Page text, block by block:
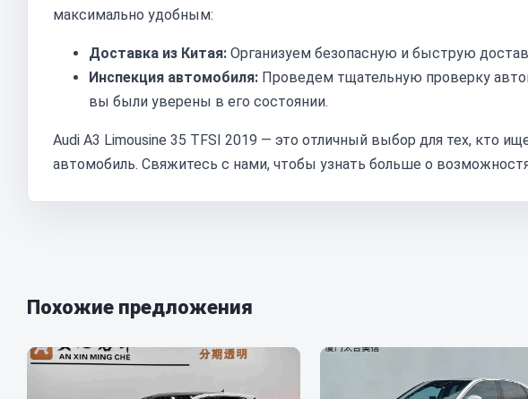
максимально удобным:
Доставка из Китая: Организуем безопасную и быструю
Инспекция автомобиля: Проведем тщательную проверку
вы были уверены в его состоянии.
Audi A3 Limousine 35 TFSI 2019 — это отличный выбор для тех, кто
автомобиль. Свяжитесь с нами, чтобы узнать больше о
Похожие предложения